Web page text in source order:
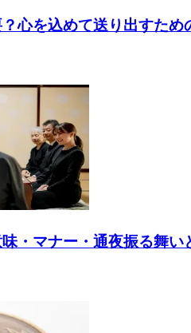
心を込めて送り出すた
・マナー・通夜振る舞い